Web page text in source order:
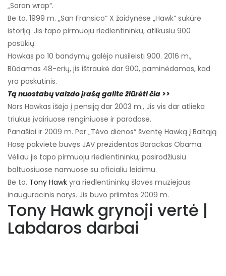
„Saran wrap“.
Be to, 1999 m. „San Fransico“ X žaidynėse „Hawk“ sukūrė
istoriją. Jis tapo pirmuoju riedlentininku, atlikusiu 900
posūkių.
Hawkas po 10 bandymų galėjo nusileisti 900. 2016 m.,
Būdamas 48-erių, jis ištraukė dar 900, paminėdamas, kad
yra paskutinis.
Tą nuostabų vaizdo įrašą galite žiūrėti čia >>
Nors Hawkas išėjo į pensiją dar 2003 m., Jis vis dar atlieka
triukus įvairiuose renginiuose ir parodose.
Panašiai ir 2009 m. Per „Tėvo dienos“ šventę Hawką į Baltąją
Hosę pakvietė buvęs JAV prezidentas Barackas Obama.
Vėliau jis tapo pirmuoju riedlentininku, pasirodžiusiu
baltuosiuose namuose su oficialiu leidimu.
Be to, Tony Hawk yra riedlentininkų šlovės muziejaus
inauguracinis narys. Jis buvo priimtas 2009 m.
Tony Hawk grynoji vertė |
Labdaros darbai